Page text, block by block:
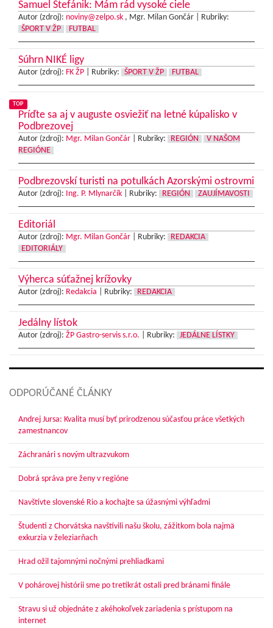
Samuel Štefánik: Mám rád vysoké ciele
Autor (zdroj): noviny@zelpo.sk , Mgr. Milan Gončár |
Rubriky:
ŠPORT V ŽP
FUTBAL
Súhrn NIKÉ ligy
Autor (zdroj): FK ŽP Rubriky: ŠPORT V ŽP FUTBAL
TOP
Príďte sa aj v auguste osviežiť na letné kúpalisko v
Podbrezovej
Autor (zdroj): Mgr. Milan Gončár Rubriky: REGIÓN
V NAŠOM
REGIÓNE
Podbrezovskí turisti na potulkách Azorskými ostrovmi
Autor (zdroj): Ing. P. Mlynarčík Rubriky: REGIÓN ZAUJÍMAVOSTI
Editoriál
Autor (zdroj): Mgr. Milan Gončár Rubriky:
REDAKCIA
EDITORIÁLY
Výherca súťažnej krížovky
Autor (zdroj): Redakcia Rubriky: REDAKCIA
Jedálny lístok
Autor (zdroj): ŽP Gastro-servis s.r.o. Rubriky: JEDÁLNE LÍSTKY
ODPORÚČANÉ ČLÁNKY
Andrej Jursa: Kvalita musí byť prirodzenou súčasťou práce všetkých
zamestnancov
Záchranári s novým ultrazvukom
Dobrá správa pre ženy v regióne
Navštívte slovenské Rio a kochajte sa úžasnými výhľadmi
Študenti z Chorvátska navštívili našu školu, zážitkom bola najmä
exkurzia v železiarňach
Hrad ožil tajomnými nočnými prehliadkami
V pohárovej histórii sme po tretíkrát ostali pred bránami finále
Stravu si už objednáte z akéhokoľvek zariadenia s prístupom na
internet